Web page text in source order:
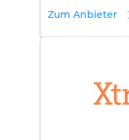
Zum Anbieter